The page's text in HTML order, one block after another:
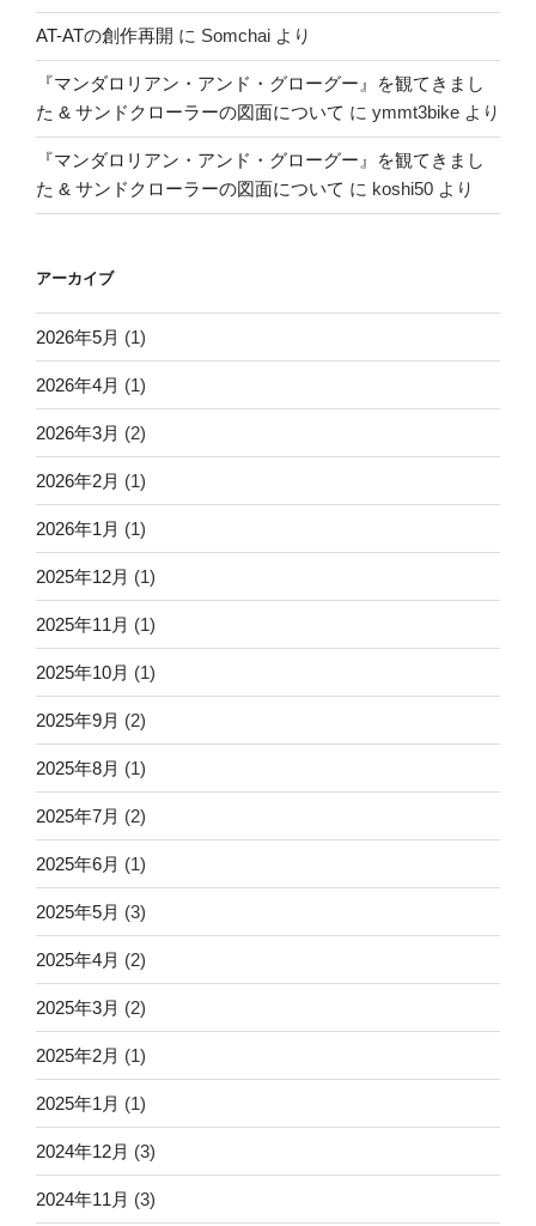
AT-ATの創作再開 に Somchai より
『マンダロリアン・アンド・グローグー』を観てきまし
た & サンドクローラーの図面について に ymmt3bike より
『マンダロリアン・アンド・グローグー』を観てきまし
た & サンドクローラーの図面について に koshi50 より
アーカイブ
2026年5月 (1)
2026年4月 (1)
2026年3月 (2)
2026年2月 (1)
2026年1月 (1)
2025年12月 (1)
2025年11月 (1)
2025年10月 (1)
2025年9月 (2)
2025年8月 (1)
2025年7月 (2)
2025年6月 (1)
2025年5月 (3)
2025年4月 (2)
2025年3月 (2)
2025年2月 (1)
2025年1月 (1)
2024年12月 (3)
2024年11月 (3)